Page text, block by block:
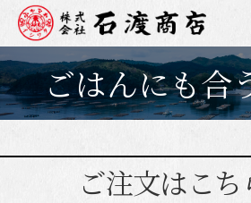
ごはんにも合
ご注文はこち